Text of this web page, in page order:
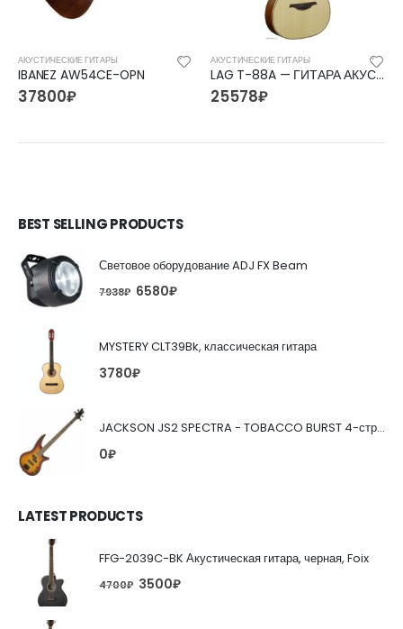
АКУСТИЧЕСКИЕ ГИТАРЫ
IBANEZ AW54CE-OPN
37800₽
АКУСТИЧЕСКИЕ ГИТАРЫ
LAG T-88A — ГИТАРА АКУСТИЧЕСКАЯ
25578₽
BEST SELLING PRODUCTS
Световое оборудование ADJ FX Beam
7938₽ 6580₽
MYSTERY CLT39Bk, классическая гитара
3780₽
JACKSON JS2 SPECTRA - TOBACCO BURST 4-струнная бас-гитара
0₽
LATEST PRODUCTS
FFG-2039C-BK Акустическая гитара, черная, Foix
4700₽ 3500₽